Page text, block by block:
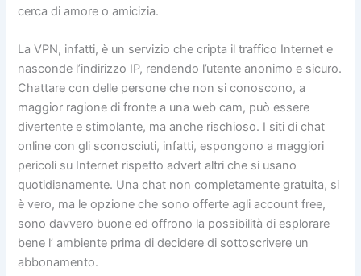
cerca di amore o amicizia.
La VPN, infatti, è un servizio che cripta il traffico Internet e
nasconde l’indirizzo IP, rendendo l’utente anonimo e sicuro.
Chattare con delle persone che non si conoscono, a
maggior ragione di fronte a una web cam, può essere
divertente e stimolante, ma anche rischioso. I siti di chat
online con gli sconosciuti, infatti, espongono a maggiori
pericoli su Internet rispetto advert altri che si usano
quotidianamente. Una chat non completamente gratuita, si
è vero, ma le opzione che sono offerte agli account free,
sono davvero buone ed offrono la possibilità di esplorare
bene l’ ambiente prima di decidere di sottoscrivere un
abbonamento.